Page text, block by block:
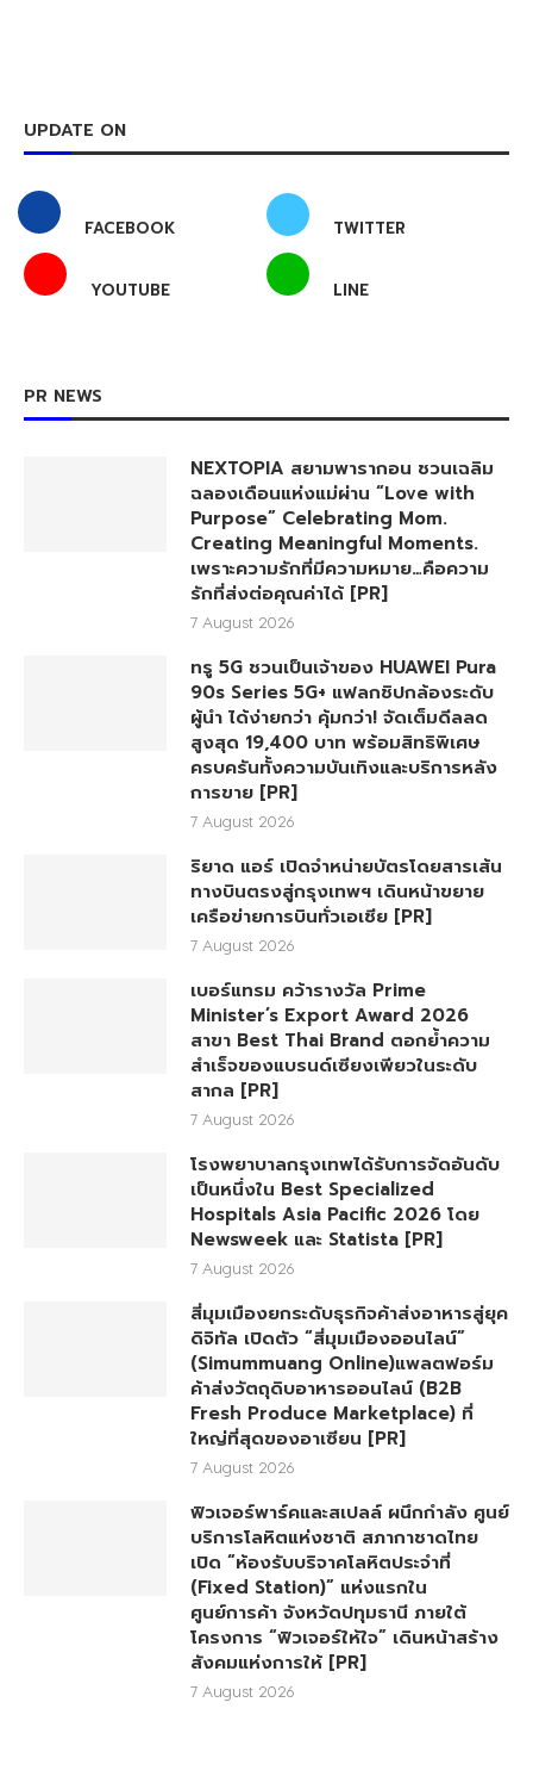
UPDATE ON
FACEBOOK TWITTER
YOUTUBE LINE
PR NEWS
NEXTOPIA สยามพารากอน ชวนเฉลิม
ฉลองเดือนแห่งแม่ผ่าน “Love with
Purpose” Celebrating Mom.
Creating Meaningful Moments.
เพราะความรักที่มีความหมาย…คือความ
รักที่ส่งต่อคุณค่าได้ [PR]
7 August 2026
ทรู 5G ชวนเป็นเจ้าของ HUAWEI Pura
90s Series 5G+ แฟลกชิปกล้องระดับ
ผู้นำ ได้ง่ายกว่า คุ้มกว่า! จัดเต็มดีลลด
สูงสุด 19,400 บาท พร้อมสิทธิพิเศษ
ครบครันทั้งความบันเทิงและบริการหลัง
การขาย [PR]
7 August 2026
ริยาด แอร์ เปิดจำหน่ายบัตรโดยสารเส้น
ทางบินตรงสู่กรุงเทพฯ เดินหน้าขยาย
เครือข่ายการบินทั่วเอเชีย [PR]
7 August 2026
เบอร์แทรม คว้ารางวัล Prime
Minister’s Export Award 2026
สาขา Best Thai Brand ตอกย้ำความ
สำเร็จของแบรนด์เซียงเพียวในระดับ
สากล [PR]
7 August 2026
โรงพยาบาลกรุงเทพได้รับการจัดอันดับ
เป็นหนึ่งใน Best Specialized
Hospitals Asia Pacific 2026 โดย
Newsweek และ Statista [PR]
7 August 2026
สี่มุมเมืองยกระดับธุรกิจค้าส่งอาหารสู่ยุค
ดิจิทัล เปิดตัว “สี่มุมเมืองออนไลน์”
(Simummuang Online)แพลตฟอร์ม
ค้าส่งวัตถุดิบอาหารออนไลน์ (B2B
Fresh Produce Marketplace) ที่
ใหญ่ที่สุดของอาเซียน [PR]
7 August 2026
ฟิวเจอร์พาร์คและสเปลล์ ผนึกกำลัง ศูนย์
บริการโลหิตแห่งชาติ สภากาชาดไทย
เปิด “ห้องรับบริจาคโลหิตประจำที่
(Fixed Station)” แห่งแรกใน
ศูนย์การค้า จังหวัดปทุมธานี ภายใต้
โครงการ “ฟิวเจอร์ให้ใจ” เดินหน้าสร้าง
สังคมแห่งการให้ [PR]
7 August 2026